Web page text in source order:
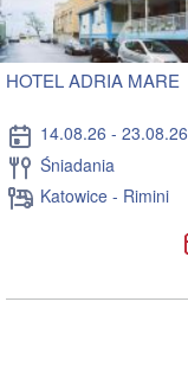
HOTEL ADRIA MARE
14.08.26 - 23.08.26
Śniadania
Katowice - Rimini